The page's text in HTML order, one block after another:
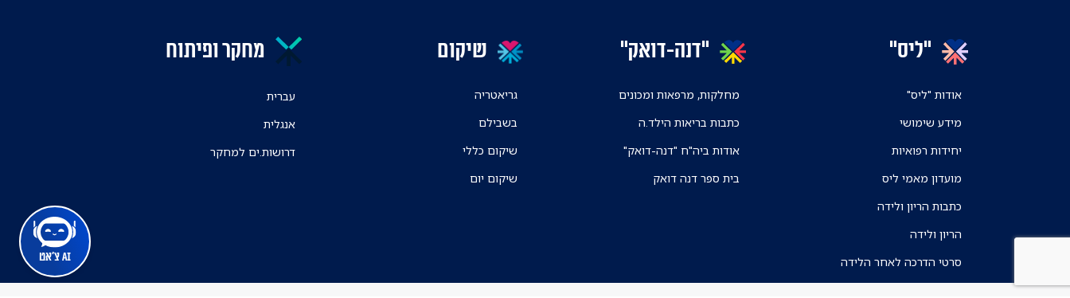
AI צ'אט
"ליס"
אודות "ליס"
מידע שימושי
יחידות רפואיות
מועדון מאמי ליס
כתבות הריון ולידה
הריון ולידה
סרטי הדרכה לאחר הלידה
"דנה-דואק"
מחלקות, מרפאות ומכונים
כתבות בריאות הילד.ה
אודות ביה"ח "דנה-דואק"
בית ספר דנה דואק
שיקום
גריאטריה
בשבילם
שיקום כללי
שיקום יום
מחקר ופיתוח
עברית
אנגלית
דרושות.ים למחקר